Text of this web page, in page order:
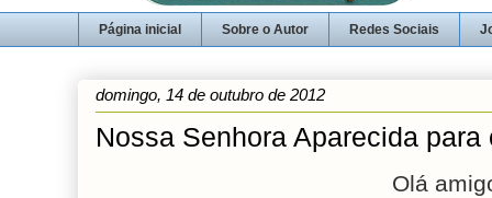
Página inicial Sobre o Autor Redes Sociais
domingo, 14 de outubro de 2012
Nossa Senhora Aparecida para
Olá